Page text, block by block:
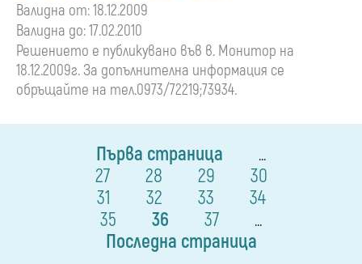
Валидна от: 18.12.2009
Валидна до: 17.02.2010
Решението е публикувано във в. Монитор на
18.12.2009г. За допълнителна информация се
обръщайте на тел.0973/72219;73934.
Първа страница ...
27 28 29
30
31
32 33
34
35
36 37 ...
Последна страница